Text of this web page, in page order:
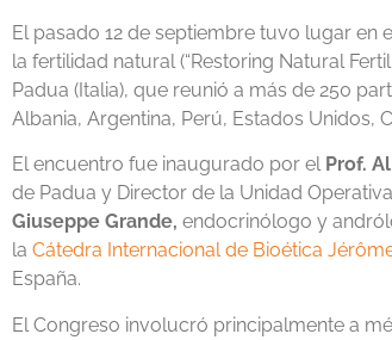
El pasado 12 de septiembre tuvo lugar
la fertilidad natural (“Restoring Natural
Padua (Italia), que reunió a más de 250
Albania, Argentina, Perú, Estados Unidos,
El encuentro fue inaugurado por el Prof.
de Padua y Director de la Unidad
Giuseppe Grande, endocrinólogo y
la Cátedra Internacional de Bioética
España.
El Congreso involucró principalmente a